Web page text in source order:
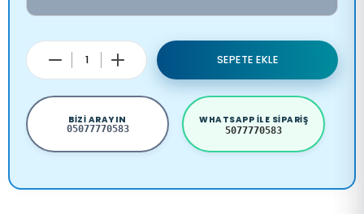
SEPETE EKLE
BIZI ARAYIN
05077770583
WHATSAPP ILE SIPARIŞ
5077770583